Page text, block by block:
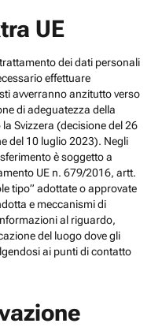
UE
dei dati personali
effettuare
avverranno anzitutto verso
di adeguatezza della
Svizzera (decisione del 26
del 10 luglio 2023). Negli
è soggetto a
UE n. 679/2016, artt.
tipo” adottate o approvate
e meccanismi di
al riguardo,
del luogo dove gli
ai punti di contatto